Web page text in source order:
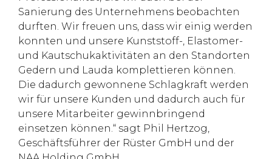
Sanierung des Unternehmens beobachten
durften. Wir freuen uns, dass wir einig werden
konnten und unsere Kunststoff-, Elastomer-
und Kautschukaktivitäten an den Standorten
Gedern und Lauda komplettieren können.
Die dadurch gewonnene Schlagkraft werden
wir für unsere Kunden und dadurch auch für
unsere Mitarbeiter gewinnbringend
einsetzen können.“ sagt Phil Hertzog,
Geschäftsführer der Rüster GmbH und der